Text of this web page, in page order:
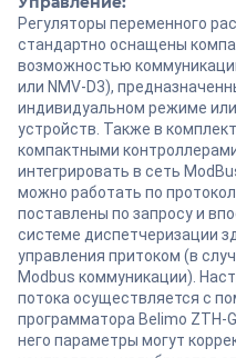
Регуляторы переменного
стандартно оснащены
возможностью
или NMV-D3),
индивидуальном режиме
устройств. Также в
компактными
интегрировать в сеть
можно работать по
поставлены по запросу и
системе диспетчеризации
управления притоком (в
Modbus коммуникации).
потока осуществляется с
программатора Belimo ZTH-
него параметры могут